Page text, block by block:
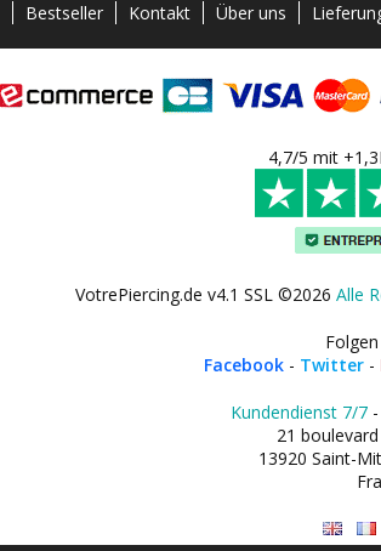
Bestseller Kontakt Über uns
4,7/5 mit
VotrePiercing.de v4.1 SSL ©2026 Alle
Facebook - Twitter -
Kundendienst 7/7-
21
13920 Saint-